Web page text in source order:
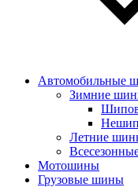
Автомобильные
Зимние
Летние
Мотошины
Грузовые шины